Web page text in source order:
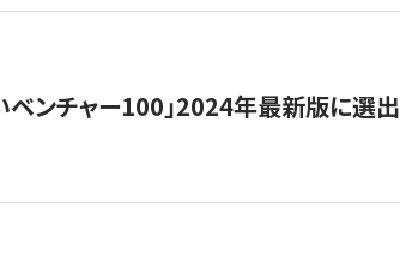
ベンチャー100」2024年最新版に選出